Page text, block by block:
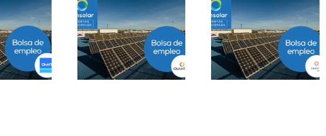
Prácticas
B2B en
Sevilla
Solar Testing
Technician en Madrid
Project Manager
BESS en Ciudad de
México